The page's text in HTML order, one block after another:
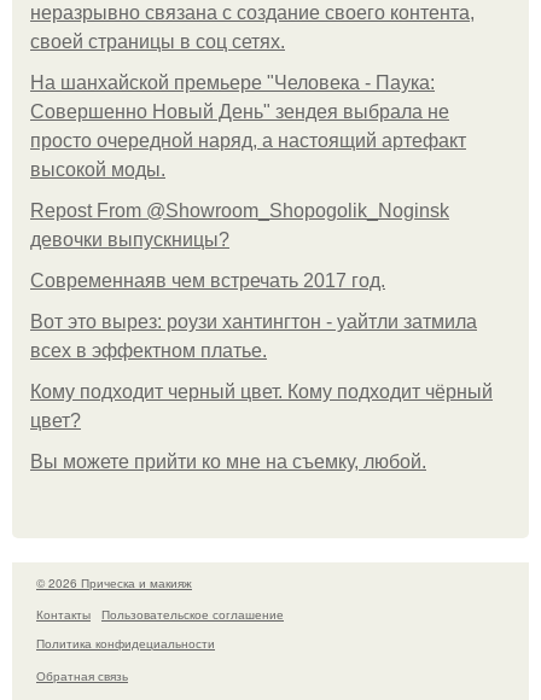
неразрывно связана с создание своего контента,
своей страницы в соц сетях.
На шанхайской премьере "Человека - Паука:
Совершенно Новый День" зендея выбрала не
просто очередной наряд, а настоящий артефакт
высокой моды.
Repost From @Showroom_Shopogolik_Noginsk
девочки выпускницы?
Современнаяв чем встречать 2017 год.
Вот это вырез: роузи хантингтон - уайтли затмила
всех в эффектном платьe.
Кому подходит черный цвет. Кому подходит чёрный
цвет?
Вы можете прийти ко мне на съемку, любой.
© 2026 Прическа и макияж
Контакты
Пользовательское соглашение
Политика конфидециальности
Обратная связь